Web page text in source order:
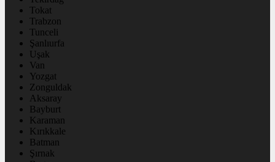
Tokat
Trabzon
Tunceli
Şanlıurfa
Uşak
Van
Yozgat
Zonguldak
Aksaray
Bayburt
Karaman
Kırıkkale
Batman
Şırnak